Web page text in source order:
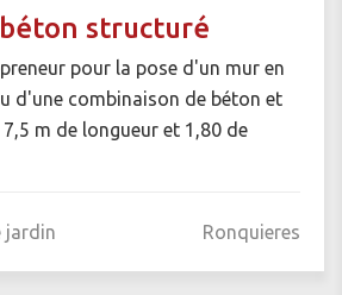
structuré
pour la pose d'un mur en
d'une combinaison de béton et
m de longueur et 1,80 de
jardin Ronquieres